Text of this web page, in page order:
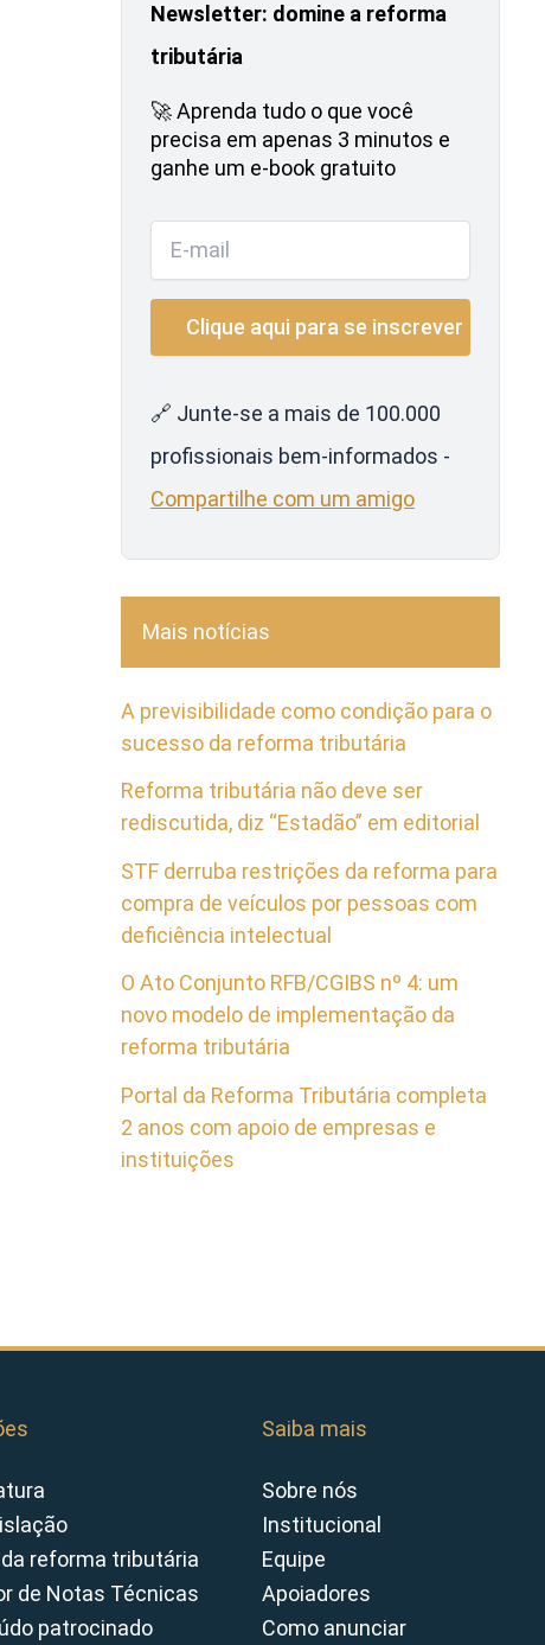
Newsletter: domine a reforma
tributária
🚀 Aprenda tudo o que você
precisa em apenas 3 minutos e
ganhe um e-book gratuito
🔗 Junte-se a mais de 100.000
profissionais bem-informados -
Compartilhe com um amigo
Mais notícias
A previsibilidade como condição para o
sucesso da reforma tributária
Reforma tributária não deve ser
rediscutida, diz “Estadão” em editorial
STF derruba restrições da reforma para
compra de veículos por pessoas com
deficiência intelectual
O Ato Conjunto RFB/CGIBS nº 4: um
novo modelo de implementação da
reforma tributária
Portal da Reforma Tributária completa
2 anos com apoio de empresas e
instituições
reforma tributária
de Notas Técnicas
patrocinado
Saiba mais
Sobre nós
Institucional
Equipe
Apoiadores
Como anunciar